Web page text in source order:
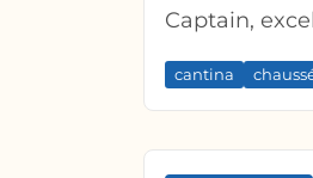
Captain,
réservation
cantina